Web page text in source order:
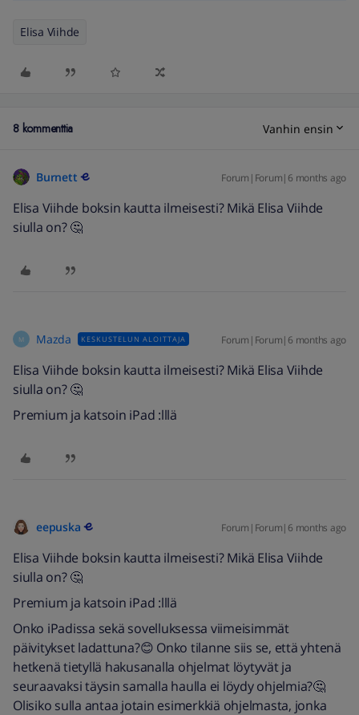
Elisa Viihde
8 kommenttia Vanhin ensin
Burnett Forum|Forum|6 months ago
Elisa Viihde boksin kautta ilmeisesti? Mikä Elisa Viihde
siulla on? 🤔
M Mazda KESKUSTELUN ALOITTAJA Forum|Forum|6 months ago
Elisa Viihde boksin kautta ilmeisesti? Mikä Elisa Viihde
siulla on? 🤔
Premium ja katsoin iPad :lllä
eepuska Forum|Forum|6 months ago
Elisa Viihde boksin kautta ilmeisesti? Mikä Elisa Viihde
siulla on? 🤔
Premium ja katsoin iPad :lllä
Onko iPadissa sekä sovelluksessa viimeisimmät
päivitykset ladattuna?😊 Onko tilanne siis se, että yhtenä
hetkenä tietyllä hakusanalla ohjelmat löytyvät ja
seuraavaksi täysin samalla haulla ei löydy ohjelmia?🤔
Olisiko sulla antaa jotain esimerkkiä ohjelmasta, jonka